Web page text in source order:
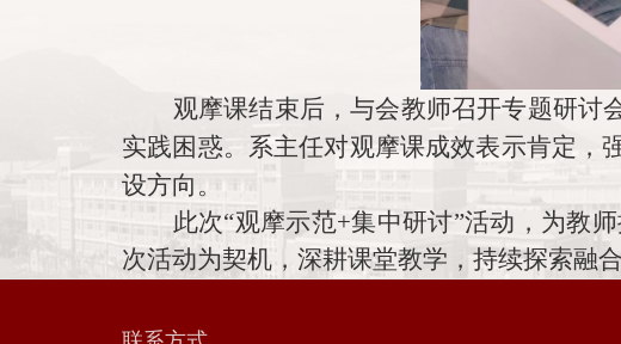
观摩课结束后，与会教师召开专题研讨
实践困惑。系主任对观摩课成效表示肯定 ，
设方向。
此次“观摩示范+集中研讨”活动，为教
次活动为契机，深耕课堂教学，持续探索融
联系方式